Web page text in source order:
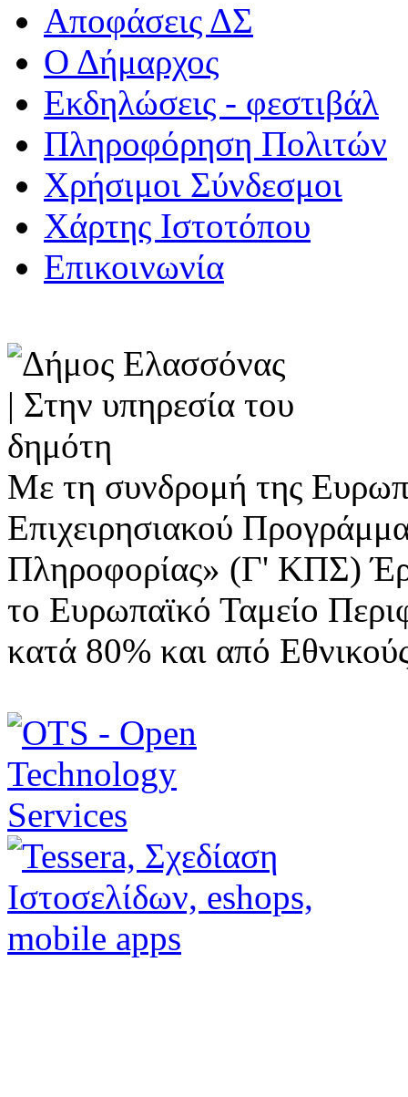
Αποφάσεις ΔΣ
Ο Δήμαρχος
Εκδηλώσεις - φεστιβάλ
Πληροφόρηση Πολιτών
Χρήσιμοι Σύνδεσμοι
Χάρτης Ιστοτόπου
Επικοινωνία
Με τη συνδρομή της
Επιχειρησιακού
Πληροφορίας» (Γ' ΚΠΣ)
το Ευρωπαϊκό Ταμείο
κατά 80% και από